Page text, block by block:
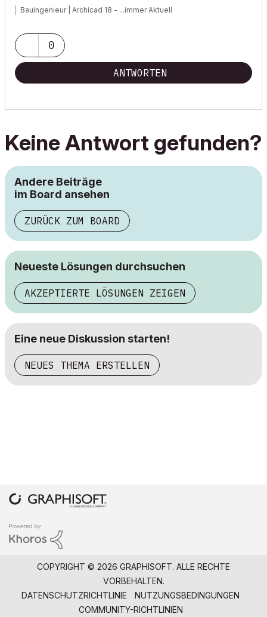
Bauingenieur | Archicad 18 - ...immer Aktuell
0
ANTWORTEN
Keine Antwort gefunden?
Andere Beiträge
im Board ansehen
ZURÜCK ZUM BOARD
Neueste Lösungen durchsuchen
AKZEPTIERTE LÖSUNGEN ZEIGEN
Eine neue Diskussion starten!
NEUES THEMA ERSTELLEN
COPYRIGHT © 2026 GRAPHISOFT. ALLE RECHTE
VORBEHALTEN.
DATENSCHUTZRICHTLINIE
NUTZUNGSBEDINGUNGEN
COMMUNITY-RICHTLINIEN